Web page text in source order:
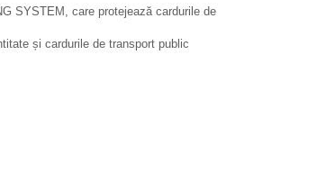
SYSTEM, care protejează cardurile de
și cardurile de transport public